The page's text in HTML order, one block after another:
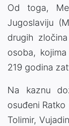
Od toga,
Jugoslaviju
drugih
osoba,
219 godina
Na kaznu
osuđeni
Tolimir,